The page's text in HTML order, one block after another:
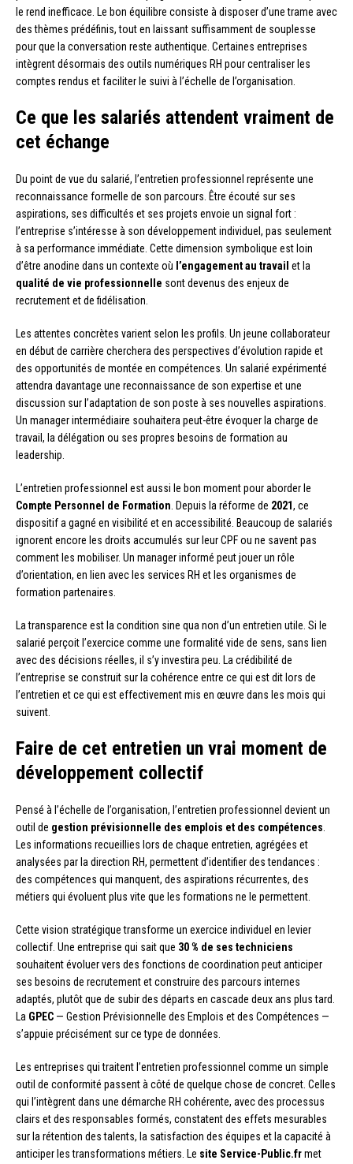
le rend inefficace. Le bon équilibre consiste à disposer d’une trame avec
des thèmes prédéfinis, tout en laissant suffisamment de souplesse
pour que la conversation reste authentique. Certaines entreprises
intègrent désormais des outils numériques RH pour centraliser les
comptes rendus et faciliter le suivi à l’échelle de l’organisation.
Ce que les salariés attendent vraiment de
cet échange
Du point de vue du salarié, l’entretien professionnel représente une
reconnaissance formelle de son parcours. Être écouté sur ses
aspirations, ses difficultés et ses projets envoie un signal fort :
l’entreprise s’intéresse à son développement individuel, pas seulement
à sa performance immédiate. Cette dimension symbolique est loin
d’être anodine dans un contexte où l’engagement au travail et la
qualité de vie professionnelle sont devenus des enjeux de
recrutement et de fidélisation.
Les attentes concrètes varient selon les profils. Un jeune collaborateur
en début de carrière cherchera des perspectives d’évolution rapide et
des opportunités de montée en compétences. Un salarié expérimenté
attendra davantage une reconnaissance de son expertise et une
discussion sur l’adaptation de son poste à ses nouvelles aspirations.
Un manager intermédiaire souhaitera peut-être évoquer la charge de
travail, la délégation ou ses propres besoins de formation au
leadership.
L’entretien professionnel est aussi le bon moment pour aborder le
Compte Personnel de Formation . Depuis la réforme de 2021, ce
dispositif a gagné en visibilité et en accessibilité. Beaucoup de salariés
ignorent encore les droits accumulés sur leur CPF ou ne savent pas
comment les mobiliser. Un manager informé peut jouer un rôle
d’orientation, en lien avec les services RH et les organismes de
formation partenaires.
La transparence est la condition sine qua non d’un entretien utile. Si le
salarié perçoit l’exercice comme une formalité vide de sens, sans lien
avec des décisions réelles, il s’y investira peu. La crédibilité de
l’entreprise se construit sur la cohérence entre ce qui est dit lors de
l’entretien et ce qui est effectivement mis en œuvre dans les mois qui
suivent.
Faire de cet entretien un vrai moment de
développement collectif
Pensé à l’échelle de l’organisation, l’entretien professionnel devient un
outil de gestion prévisionnelle des emplois et des compétences
Les informations recueillies lors de chaque entretien, agrégées et
analysées par la direction RH, permettent d’identifier des tendances :
des compétences qui manquent, des aspirations récurrentes, des
métiers qui évoluent plus vite que les formations ne le permettent.
Cette vision stratégique transforme un exercice individuel en levier
collectif. Une entreprise qui sait que 30 % de ses techniciens
souhaitent évoluer vers des fonctions de coordination peut anticiper
ses besoins de recrutement et construire des parcours internes
adaptés, plutôt que de subir des départs en cascade deux ans plus tard.
La GPEC — Gestion Prévisionnelle des Emplois et des Compétences —
s’appuie précisément sur ce type de données.
Les entreprises qui traitent l’entretien professionnel comme un simple
outil de conformité passent à côté de quelque chose de concret. Celles
qui l’intègrent dans une démarche RH cohérente, avec des processus
clairs et des responsables formés, constatent des effets mesurables
sur la rétention des talents, la satisfaction des équipes et la capacité à
anticiper les transformations métiers. Le site Service-Public.frmet